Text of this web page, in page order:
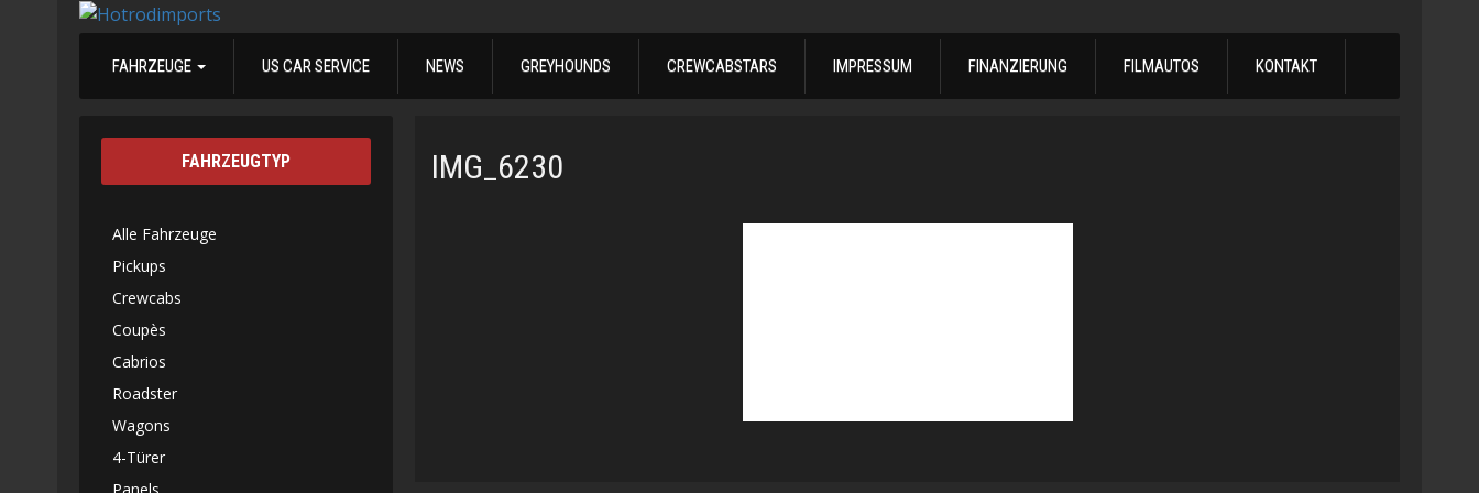
FAHRZEUGE US CAR SERVICE NEWS GREYHOUNDS CREWCABSTARS IMPRESSUM FINANZIERUNG FILMAUTOS KONTAKT
IMG_6230
FAHRZEUGTYP
Alle Fahrzeuge
Pickups
Crewcabs
Coupès
Cabrios
Roadster
Wagons
4-Türer